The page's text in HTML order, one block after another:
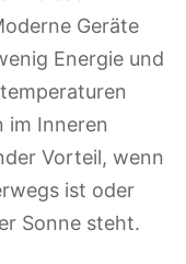
Geräte
Energie und
im Inneren
Vorteil, wenn
ist oder
Sonne steht.